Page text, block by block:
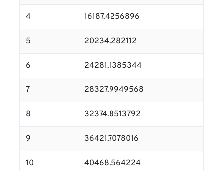
4 16187.4256896
5 20234.282112
6 24281.1385344
7 28327.9949568
8 32374.8513792
9 36421.7078016
10 40468.564224